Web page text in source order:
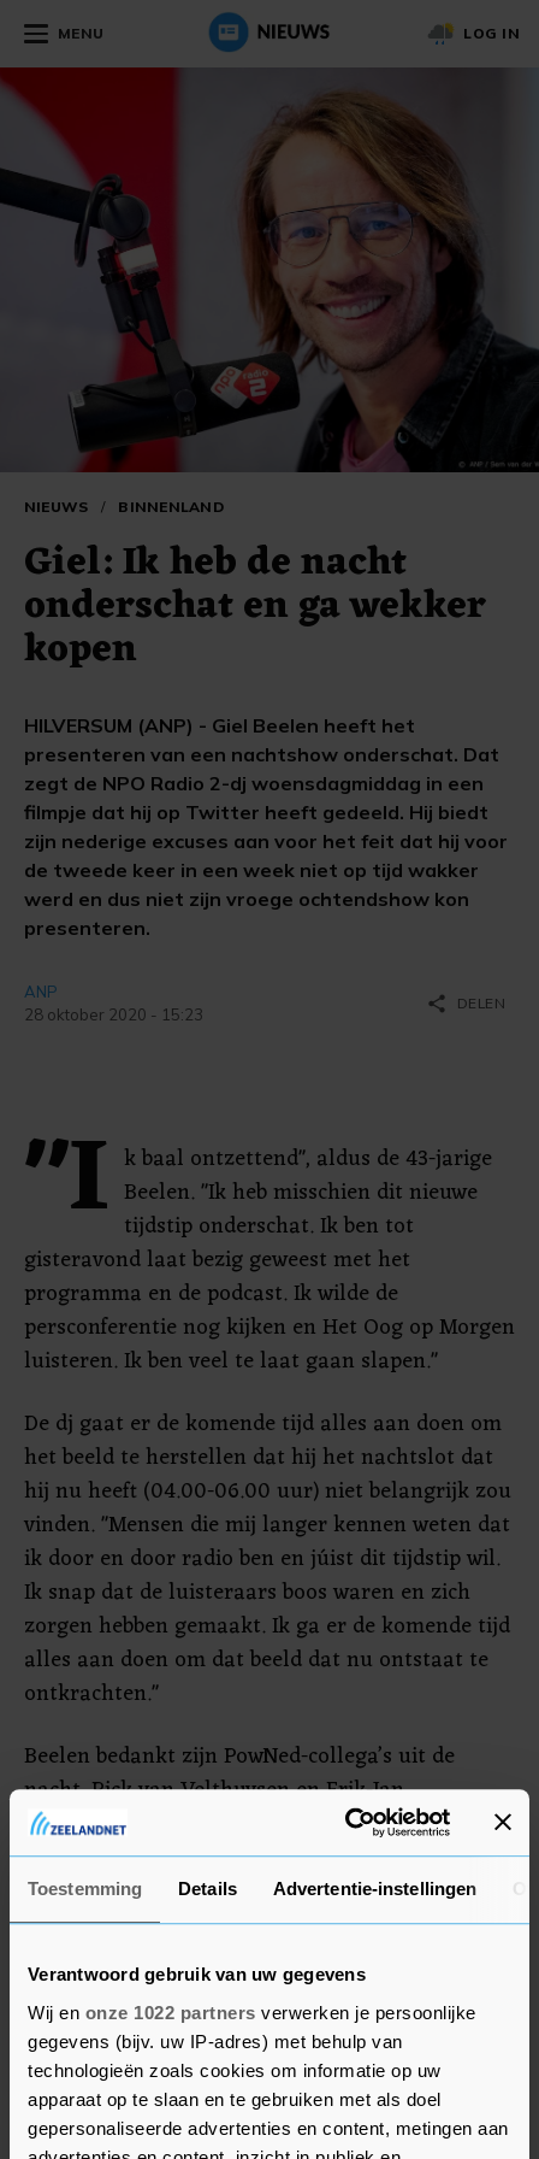
Toestemming Details Advertentie-instellingen
Verantwoord gebruik van uw gegevens
Wij en onze 1022 partners verwerken je persoonlijke
gegevens (bijv. uw IP-adres) met behulp van
technologieën zoals cookies om informatie op uw
apparaat op te slaan en te gebruiken met als doel
gepersonaliseerde advertenties en content, metingen aan
MENU LOG IN
NIEUWS / BINNENLAND
Giel: Ik heb de nacht
onderschat en ga wekker
kopen
HILVERSUM (ANP) - Giel Beelen heeft het
presenteren van een nachtshow onderschat. Dat
zegt de NPO Radio 2-dj woensdagmiddag in een
filmpje dat hij op Twitter heeft gedeeld. Hij biedt
zijn nederige excuses aan voor het feit dat hij voor
de tweede keer in een week niet op tijd wakker
werd en dus niet zijn vroege ochtendshow kon
presenteren.
ANP
28 oktober 2020 - 15:23
share DELEN
"I k baal ontzettend", aldus de 43-jarige
Beelen. "Ik heb misschien dit nieuwe
tijdstip onderschat. Ik ben tot
gisteravond laat bezig geweest met het
programma en de podcast. Ik wilde de
persconferentie nog kijken en Het Oog op Morgen
luisteren. Ik ben veel te laat gaan slapen."
De dj gaat er de komende tijd alles aan doen om
het beeld te herstellen dat hij het nachtslot dat
hij nu heeft (04.00-06.00 uur) niet belangrijk zou
vinden. "Mensen die mij langer kennen weten dat
ik door en door radio ben en júist dit tijdstip wil.
Ik snap dat de luisteraars boos waren en zich
zorgen hebben gemaakt. Ik ga er de komende tijd
alles aan doen om dat beeld dat nu ontstaat te
ontkrachten."
Beelen bedankt zijn PowNed-collega’s uit de
nacht, Rick van Velthuysen en Erik-Jan
Rosendahl, die de show overnamen. "Die moesten
ook maar gewoon even een extra show doen. En
dat hebben ze ontzettend grappig gedaan." Ook
bedankt de dj BNNVARA voor het vertrouwen dat
hij toch weer gekregen heeft. "Ik werk hier
gelukkig iets langer dan een maand. Maar dit
gaat nooit meer gebeuren."